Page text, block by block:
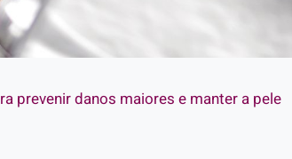
prevenir danos maiores e manter a pele